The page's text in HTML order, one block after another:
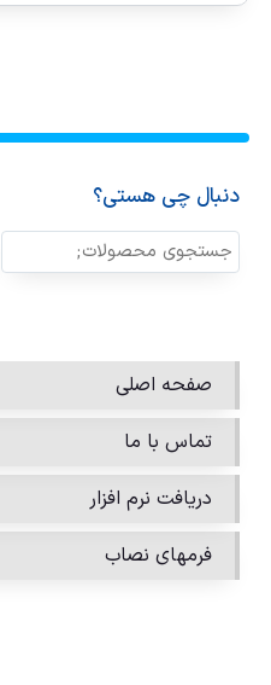
دنبال چی هستی؟
صفحه اصلی
تماس با ما
دریافت نرم افزار
فرمهای نصاب